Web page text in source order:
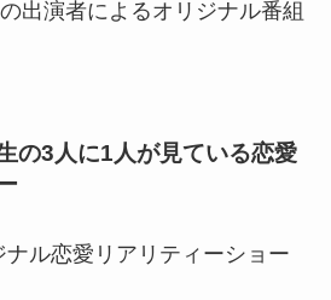
出演者によるオリジナル番組
の3人に1人が見ている恋愛
ル恋愛リアリティーショー